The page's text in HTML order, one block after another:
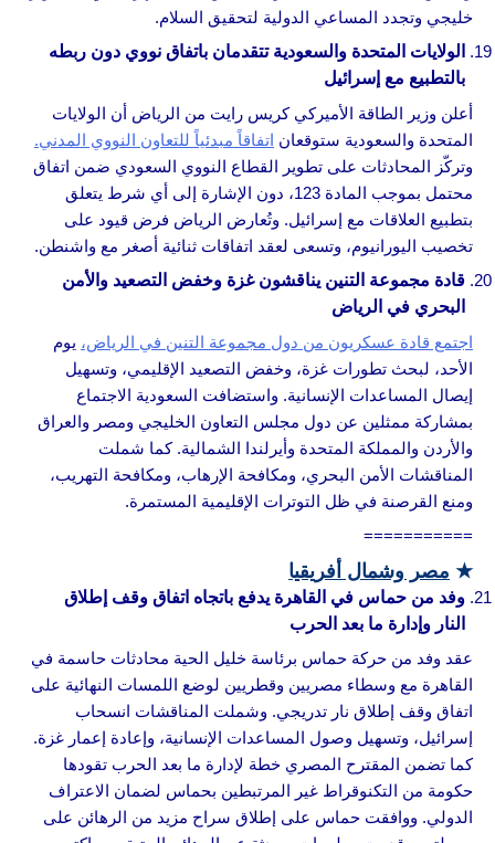
خليجي وتجدد المساعي الدولية لتحقيق السلام.
الولايات المتحدة والسعودية تتقدمان باتفاق نووي دون ربطه
بالتطبيع مع إسرائيل
أعلن وزير الطاقة الأميركي كريس رايت من الرياض أن الولايات
المتحدة والسعودية ستوقعان اتفاقاً مبدئياً للتعاون النووي المدني.
وتركّز المحادثات على تطوير القطاع النووي السعودي ضمن اتفاق
محتمل بموجب المادة 123، دون الإشارة إلى أي شرط يتعلق
بتطبيع العلاقات مع إسرائيل. وتُعارض الرياض فرض قيود على
تخصيب اليورانيوم، وتسعى لعقد اتفاقات ثنائية أصغر مع واشنطن.
قادة مجموعة التنين يناقشون غزة وخفض التصعيد والأمن
البحري في الرياض
اجتمع قادة عسكريون من دول مجموعة التنين في الرياض، يوم
الأحد، لبحث تطورات غزة، وخفض التصعيد الإقليمي، وتسهيل
إيصال المساعدات الإنسانية. واستضافت السعودية الاجتماع
بمشاركة ممثلين عن دول مجلس التعاون الخليجي ومصر والعراق
والأردن والمملكة المتحدة وأيرلندا الشمالية. كما شملت
المناقشات الأمن البحري، ومكافحة الإرهاب، ومكافحة التهريب،
ومنع القرصنة في ظل التوترات الإقليمية المستمرة.
===========
★ مصر وشمال أفريقيا
وفد من حماس في القاهرة يدفع باتجاه اتفاق وقف إطلاق
النار وإدارة ما بعد الحرب
عقد وفد من حركة حماس برئاسة خليل الحية محادثات حاسمة في
القاهرة مع وسطاء مصريين وقطريين لوضع اللمسات النهائية على
اتفاق وقف إطلاق نار تدريجي. وشملت المناقشات انسحاب
إسرائيل، وتسهيل وصول المساعدات الإنسانية، وإعادة إعمار غزة.
كما تضمن المقترح المصري خطة لإدارة ما بعد الحرب تقودها
حكومة من التكنوقراط غير المرتبطين بحماس لضمان الاعتراف
الدولي. ووافقت حماس على إطلاق سراح مزيد من الرهائن على